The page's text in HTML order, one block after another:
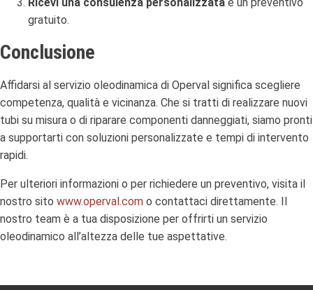
gratuito.
Conclusione
Affidarsi al servizio oleodinamica di Operval significa scegliere
competenza, qualità e vicinanza. Che si tratti di realizzare nuovi
tubi su misura o di riparare componenti danneggiati, siamo pronti
a supportarti con soluzioni personalizzate e tempi di intervento
rapidi.
Per ulteriori informazioni o per richiedere un preventivo, visita il
nostro sito www.operval.com o contattaci direttamente. Il
nostro team è a tua disposizione per offrirti un servizio
oleodinamico all’altezza delle tue aspettative.